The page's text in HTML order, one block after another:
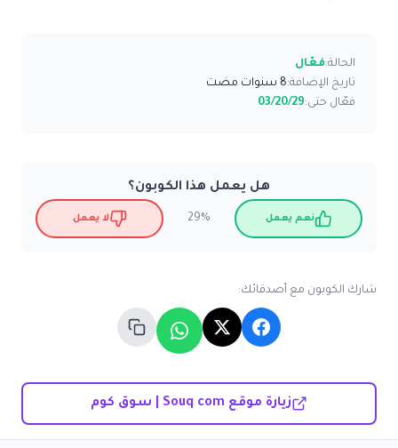
الحالة:فعّال
تاريخ الإضافة:8 سنوات مضت
فعّال حتى:03/20/29
هل يعمل هذا الكوبون؟
نعم يعمل 29% لا يعمل
شارك الكوبون مع أصدقائك:
زيارة موقع Souq com | سوق كوم